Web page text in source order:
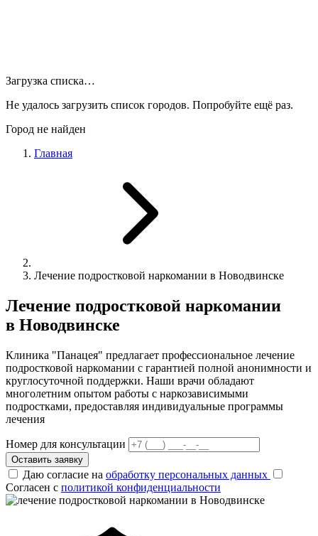
Загрузка списка…
Не удалось загрузить список городов. Попробуйте ещё раз.
Город не найден
Главная
Лечение подростковой наркомании в Новодвинске
Лечение подростковой наркомании
в Новодвинске
Клиника "Панацея" предлагает профессиональное лечение
подростковой наркомании с гарантией полной анонимности и
круглосуточной поддержки. Наши врачи обладают
многолетним опытом работы с наркозависимыми
подростками, предоставляя индивидуальные программы
лечения
Номер для консультации
Оставить заявку
Даю согласие на обработку персональных данных
Согласен с политикой конфиденциальности